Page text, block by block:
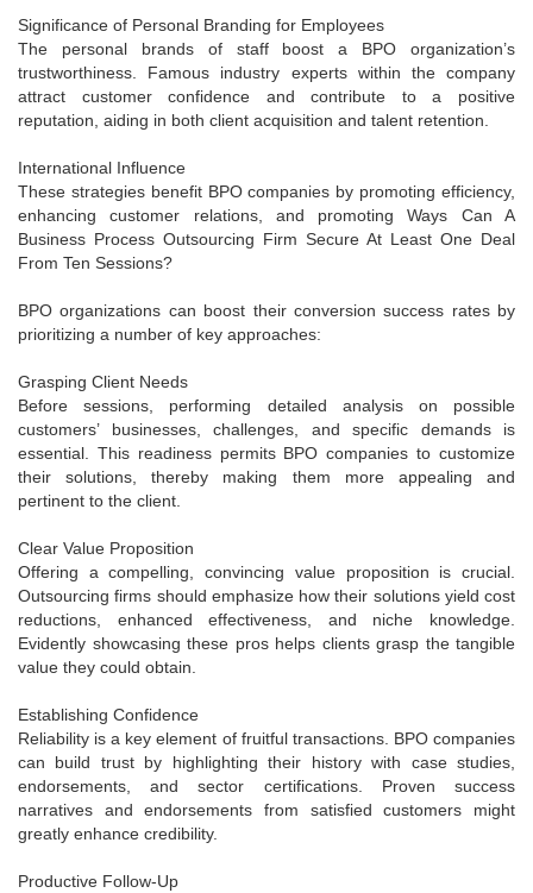
Significance of Personal Branding for Employees
The personal brands of staff boost a BPO organization’s
trustworthiness. Famous industry experts within the company
attract customer confidence and contribute to a positive
reputation, aiding in both client acquisition and talent retention.
International Influence
These strategies benefit BPO companies by promoting efficiency,
enhancing customer relations, and promoting Ways Can A
Business Process Outsourcing Firm Secure At Least One Deal
From Ten Sessions?
BPO organizations can boost their conversion success rates by
prioritizing a number of key approaches:
Grasping Client Needs
Before sessions, performing detailed analysis on possible
customers’ businesses, challenges, and specific demands is
essential. This readiness permits BPO companies to customize
their solutions, thereby making them more appealing and
pertinent to the client.
Clear Value Proposition
Offering a compelling, convincing value proposition is crucial.
Outsourcing firms should emphasize how their solutions yield cost
reductions, enhanced effectiveness, and niche knowledge.
Evidently showcasing these pros helps clients grasp the tangible
value they could obtain.
Establishing Confidence
Reliability is a key element of fruitful transactions. BPO companies
can build trust by highlighting their history with case studies,
endorsements, and sector certifications. Proven success
narratives and endorsements from satisfied customers might
greatly enhance credibility.
Productive Follow-Up